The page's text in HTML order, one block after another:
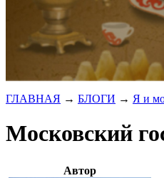
ГЛАВНАЯ → БЛОГИ → Я и
Московский
Автор